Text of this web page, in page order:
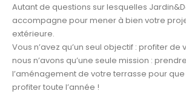
Autant de questions sur lesquelles
accompagne pour mener à bien votre
extérieure.
Vous n’avez qu’un seul objectif : profiter de
nous n’avons qu’une seule mission :
l’aménagement de votre terrasse pour
profiter toute l’année !